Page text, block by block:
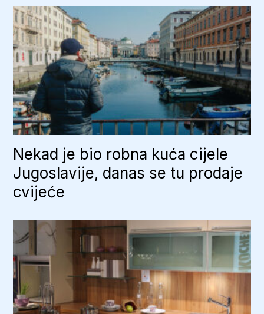
Nekad je bio robna kuća cijele
Jugoslavije, danas se tu prodaje
cvijeće